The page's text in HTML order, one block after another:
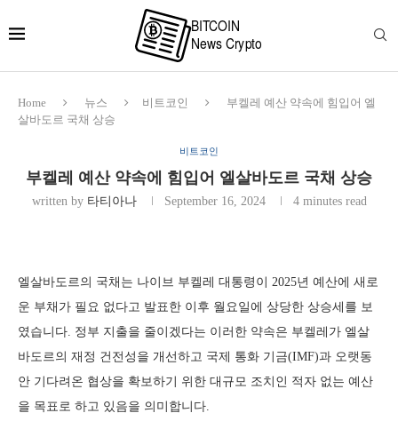
Home 뉴스 비트코인
부켈레 예산 약속에 힘입어 엘
살바도르 국채 상승
비트코인
부켈레 예산 약속에 힘입어 엘살바도르 국채 상승
written by 타티아나 September 16, 2024 4 minutes read
엘살바도르의 국채는 나이브 부켈레 대통령이 2025년 예산에 새로
운 부채가 필요 없다고 발표한 이후 월요일에 상당한 상승세를 보
였습니다. 정부 지출을 줄이겠다는 이러한 약속은 부켈레가 엘살
바도르의 재정 건전성을 개선하고 국제 통화 기금(IMF)과 오랫동
안 기다려온 협상을 확보하기 위한 대규모 조치인 적자 없는 예산
을 목표로 하고 있음을 의미합니다.